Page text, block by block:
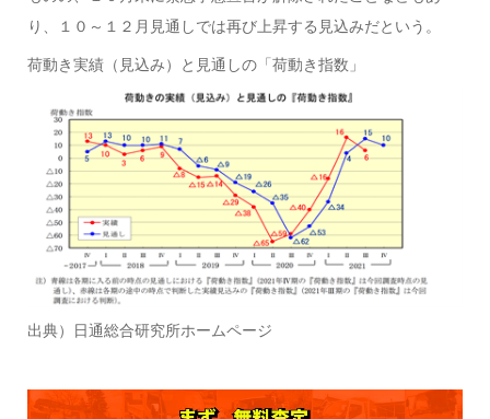
り、１０～１２月見通しでは再び上昇する見込みだという。
荷動き実績（見込み）と見通しの「荷動き指数」
出典）日通総合研究所ホームページ